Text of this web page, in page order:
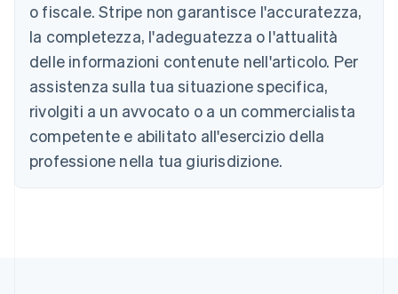
o fiscale. Stripe non garantisce l'accuratezza,
la completezza, l'adeguatezza o l'attualità
delle informazioni contenute nell'articolo. Per
assistenza sulla tua situazione specifica,
rivolgiti a un avvocato o a un commercialista
competente e abilitato all'esercizio della
professione nella tua giurisdizione.
PortuguêsEnglish
Bulgaria
English
Canada
English Français
Cina continentale
Cipro
English